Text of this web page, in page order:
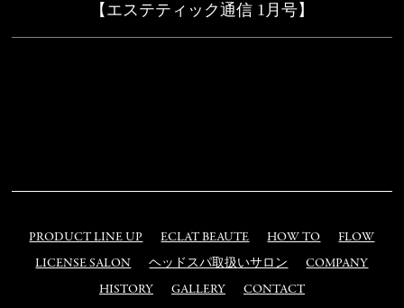
【エステティック通信 1月号】
PRODUCT LINE UP ECLAT BEAUTE HOW TO
FLOW
LICENSE SALON
ヘッドスパ取扱いサロン
COMPANY
HISTORY
GALLERY CONTACT